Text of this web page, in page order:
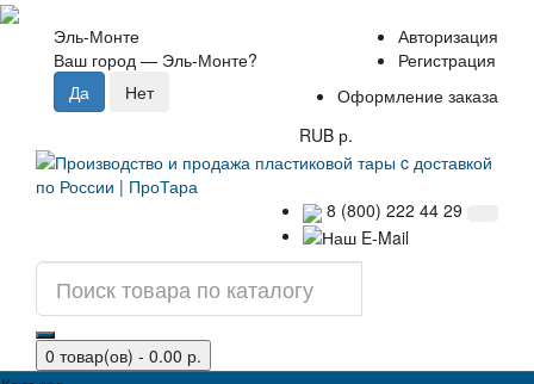
Эль-Монте
Ваш город — Эль-Монте?
Авторизация
Регистрация
Оформление заказа
RUB р.
8 (800) 222 44 29
0 товар(ов) - 0.00 р.